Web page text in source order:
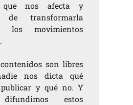
que nos afecta y
de transformarla
movimientos
son libres
nos dicta qué
publicar y qué no. Y
estos